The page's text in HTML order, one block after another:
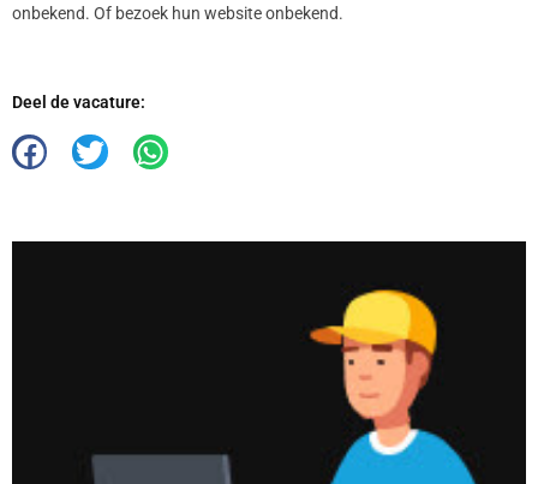
onbekend. Of bezoek hun website onbekend.
Deel de vacature: